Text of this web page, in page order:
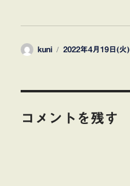
投
kuni
投
2022年4月19日(火)
コメントを残す